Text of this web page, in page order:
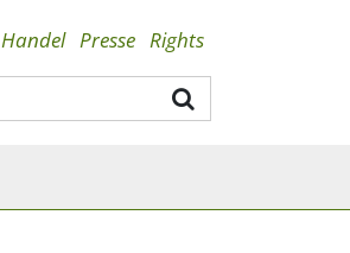
Handel Presse Rights